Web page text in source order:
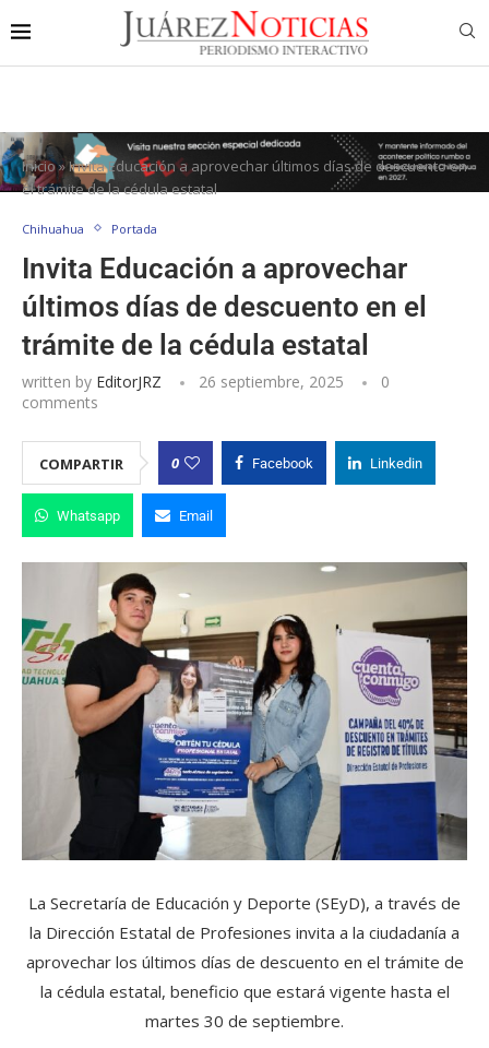
Inicio»Invita Educación a aprovechar últimos días de descuento en
el trámite de la cédula estatal
Chihuahua Portada
Invita Educación a aprovechar
últimos días de descuento en el
trámite de la cédula estatal
written by EditorJRZ 26 septiembre, 2025
0
comments
COMPARTIR 0 Facebook Linkedin
Whatsapp Email
La Secretaría de Educación y Deporte (SEyD), a través de
la Dirección Estatal de Profesiones invita a la ciudadanía a
aprovechar los últimos días de descuento en el trámite de
la cédula estatal, beneficio que estará vigente hasta el
martes 30 de septiembre.